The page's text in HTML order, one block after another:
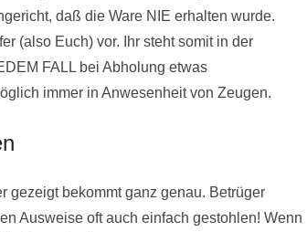
daß die Ware NIE erhalten wurde.
(also Euch) vor. Ihr steht somit in der
FALL bei Abholung etwas
immer in Anwesenheit von Zeugen.
gezeigt bekommt ganz genau. Betrüger
Ausweise oft auch einfach gestohlen! Wenn